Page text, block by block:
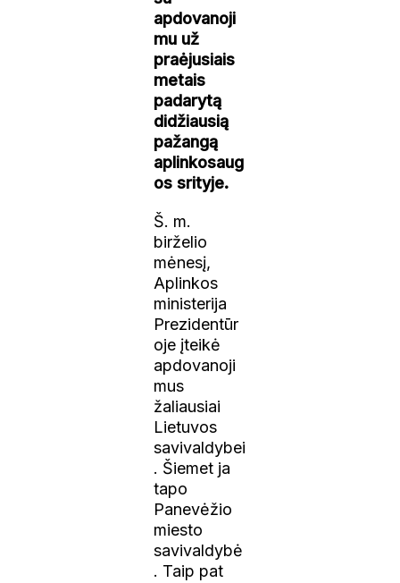
apdovanoji
mu už
praėjusiais
metais
padarytą
didžiausią
pažangą
aplinkosaug
os srityje.
Š. m.
birželio
mėnesį,
Aplinkos
ministerija
Prezidentūr
oje įteikė
apdovanoji
mus
žaliausiai
Lietuvos
savivaldybei
. Šiemet ja
tapo
Panevėžio
miesto
savivaldybė
. Taip pat